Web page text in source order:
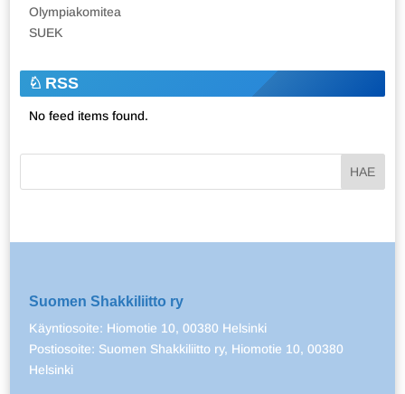
Olympiakomitea
SUEK
RSS
No feed items found.
Suomen Shakkiliitto ry
Käyntiosoite: Hiomotie 10, 00380 Helsinki
Postiosoite: Suomen Shakkiliitto ry, Hiomotie 10, 00380
Helsinki